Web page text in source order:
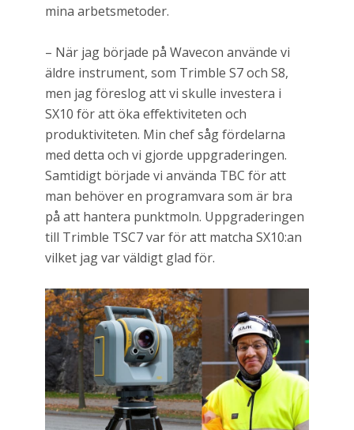
mina arbetsmetoder.
– När jag började på Wavecon använde vi
äldre instrument, som Trimble S7 och S8,
men jag föreslog att vi skulle investera i
SX10 för att öka effektiviteten och
produktiviteten. Min chef såg fördelarna
med detta och vi gjorde uppgraderingen.
Samtidigt började vi använda TBC för att
man behöver en programvara som är bra
på att hantera punktmoln. Uppgraderingen
till Trimble TSC7 var för att matcha SX10:an
vilket jag var väldigt glad för.